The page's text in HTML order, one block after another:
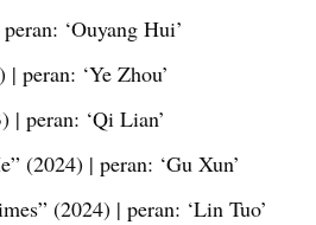
‘Ouyang Hui’
peran: ‘Ye Zhou’
| peran: ‘Qi Lian’
(2024) | peran: ‘Gu Xun’
(2024) | peran: ‘Lin Tuo’